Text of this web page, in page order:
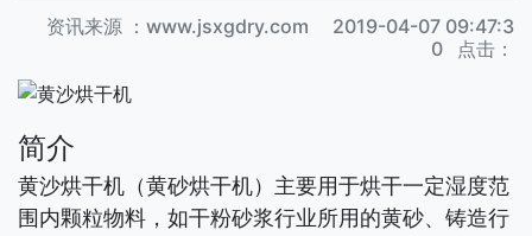
资讯来源 ：www.jsxgdry.com 2019-04-07 09:47:3
0 点击：
简介
黄沙烘干机（黄砂烘干机）主要用于烘干一定湿度范
围内颗粒物料，如干粉砂浆行业所用的黄砂、铸造行